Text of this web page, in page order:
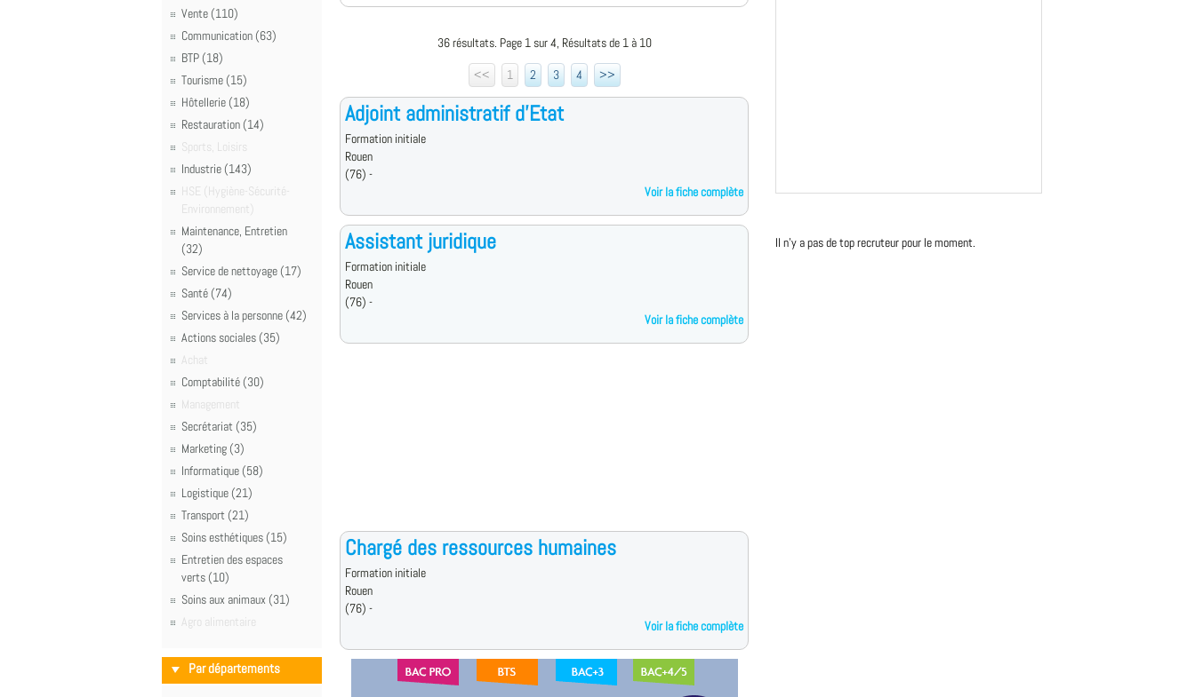
Vente (110)
Communication (63)
BTP (18)
Tourisme (15)
Hôtellerie (18)
Restauration (14)
Sports, Loisirs
Industrie (143)
HSE (Hygiène-Sécurité-
Environnement)
Maintenance, Entretien
(32)
Service de nettoyage (17)
Santé (74)
Services à la personne (42)
Actions sociales (35)
Achat
Comptabilité (30)
Management
Secrétariat (35)
Marketing (3)
Informatique (58)
Logistique (21)
Transport (21)
Soins esthétiques (15)
Entretien des espaces
verts (10)
Soins aux animaux (31)
Agro alimentaire
Par départements
36 résultats. Page 1 sur 4, Résultats de 1 à 10
<<
1 2 3 4 >>
Adjoint administratif d'Etat
Formation initiale
Rouen
(76) -
Voir la fiche complète
Assistant juridique
Formation initiale
Rouen
(76) -
Voir la fiche complète
Chargé des ressources humaines
Formation initiale
Rouen
(76) -
Voir la fiche complète
Il n'y a pas de top recruteur pour le moment.